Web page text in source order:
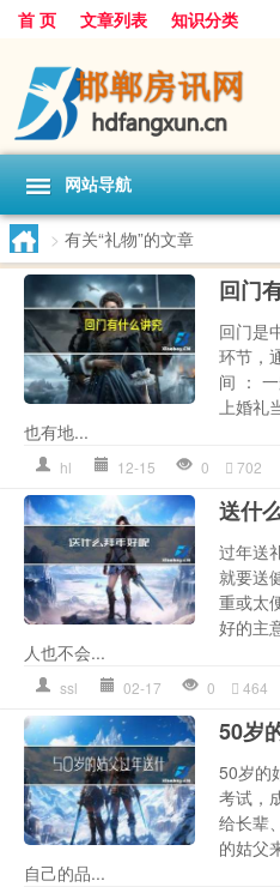
首 页 文章列表 知识分类
网站导航
> 有关“礼物”的文章
回门
回门是
环节，
间 ：
上婚礼
也有地...
hl 12-15 0 702
送什
过年送
就要送
重或太
好的主
人也不会...
ssl 02-17 0 464
50岁
50岁的
考试，
给长辈
的姑父
自己的品...